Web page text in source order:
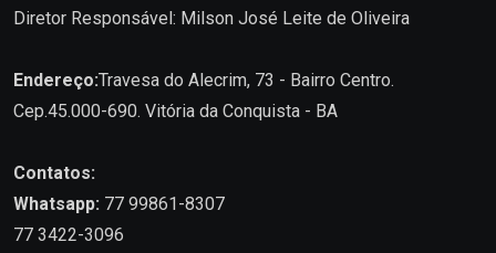
Diretor Responsável: Milson José Leite de Oliveira
Endereço:Travesa do Alecrim, 73 - Bairro Centro.
Cep.45.000-690. Vitória da Conquista - BA
Contatos:
Whatsapp: 77 99861-8307
77 3422-3096